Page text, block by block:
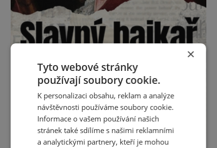
×
Tyto webové stránky
používají soubory cookie.
K personalizaci obsahu, reklam a analýze
návštěvnosti používáme soubory cookie.
Informace o vašem používání našich
stránek také sdílíme s našimi reklamními
a analytickými partnery, kteří je mohou